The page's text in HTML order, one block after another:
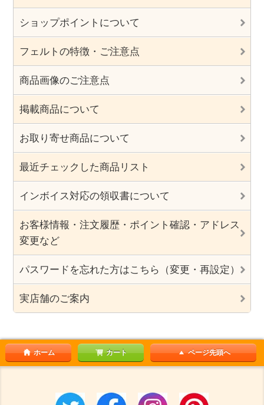
ショップポイントについて
フェルトの特徴・ご注意点
商品画像のご注意点
掲載商品について
お取り寄せ商品について
最近チェックした商品リスト
インボイス対応の領収書について
お客様情報・注文履歴・ポイント確認・アドレス
変更など
パスワードを忘れた方はこちら（変更・再設定）
実店舗のご案内
ホーム カート ページ先頭へ